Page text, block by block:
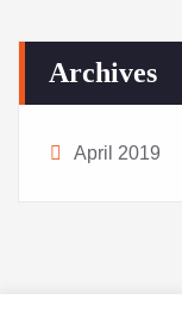
Archives
April 2019